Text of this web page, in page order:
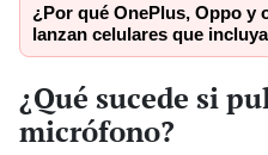
¿Por qué OnePlus, Oppo y
lanzan celulares que
¿Qué sucede si
micrófono?